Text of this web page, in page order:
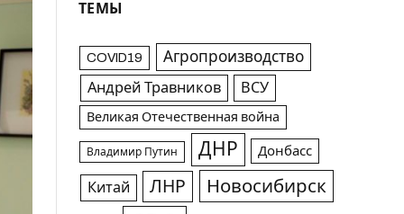
ТЕМЫ
COVID19 Агропроизводство
Андрей Травников ВСУ
Великая Отечественная война
Владимир Путин ДНР Донбасс
Китай ЛНР Новосибирск